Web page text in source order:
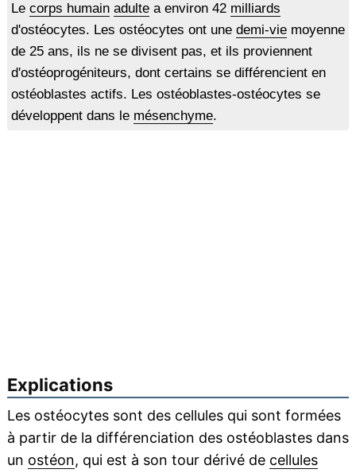
Le corps humain adultea environ 42 milliards
d'ostéocytes. Les ostéocytes ont une demi-viemoyenne
de 25 ans, ils ne se divisent pas, et ils proviennent
d'ostéoprogéniteurs, dont certains se différencient en
ostéoblastes actifs. Les ostéoblastes-ostéocytes se
développent dans le mésenchyme.
Explications
Les ostéocytes sont des cellules qui sont formées
à partir de la différenciation des ostéoblastes dans
un ostéon, qui est à son tour dérivé de cellules